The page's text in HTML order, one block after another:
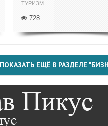
ТУРИЗМ
728
ПОКАЗАТЬ ЕЩЁ В РАЗДЕЛЕ